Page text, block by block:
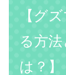
【グ
る方
は？】